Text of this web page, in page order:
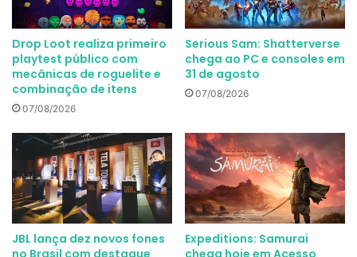
Drop Loot realiza primeiro
playtest público com
mecânicas de roguelite e
combinação de itens
07/08/2026
Serious Sam: Shatterverse
chega ao PC e consoles em
31 de agosto
07/08/2026
JBL lança dez novos fones
no Brasil com destaque
Expeditions: Samurai
chega hoje em Acesso